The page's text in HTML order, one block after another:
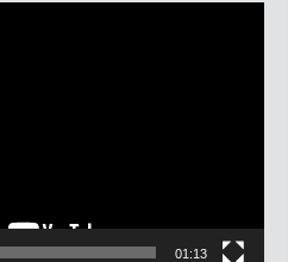
01:13